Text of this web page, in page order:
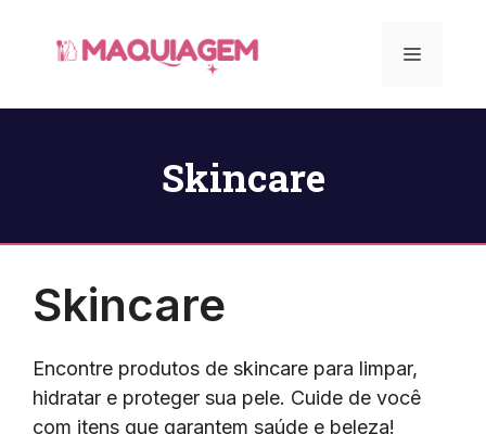
Menu
Skincare
Skincare
Encontre produtos de skincare para limpar,
hidratar e proteger sua pele. Cuide de você
com itens que garantem saúde e beleza!